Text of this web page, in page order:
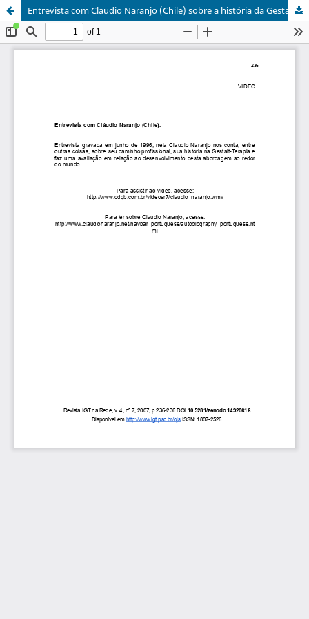
Entrevista com Claudio Naranjo (Chile) sobre a história da Gestalt-Terapia.